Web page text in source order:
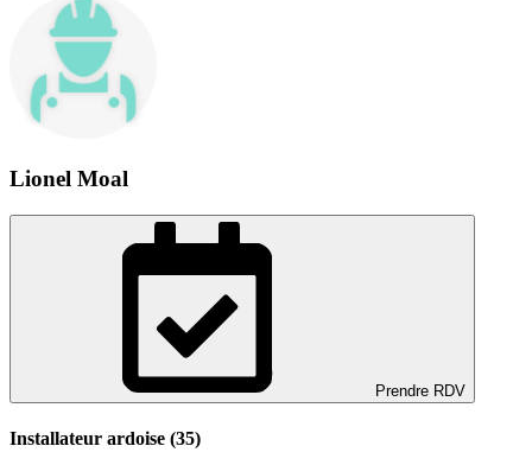
Lionel Moal
Prendre RDV
Installateur ardoise (35)